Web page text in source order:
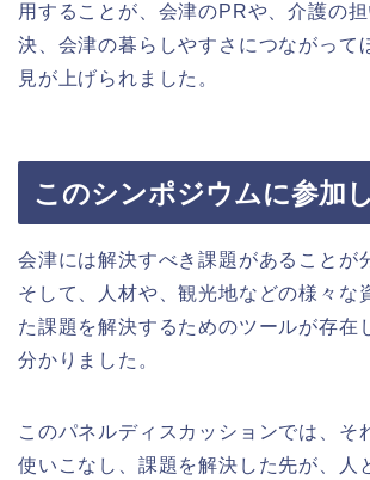
用することが、会津のPRや、介護の
決、会津の暮らしやすさにつながって
見が上げられました。
このシンポジウムに参加
会津には解決すべき課題があることが
そして、人材や、観光地などの様々な
た課題を解決するためのツールが存在
分かりました。
このパネルディスカッションでは、そ
使いこなし、課題を解決した先が、人